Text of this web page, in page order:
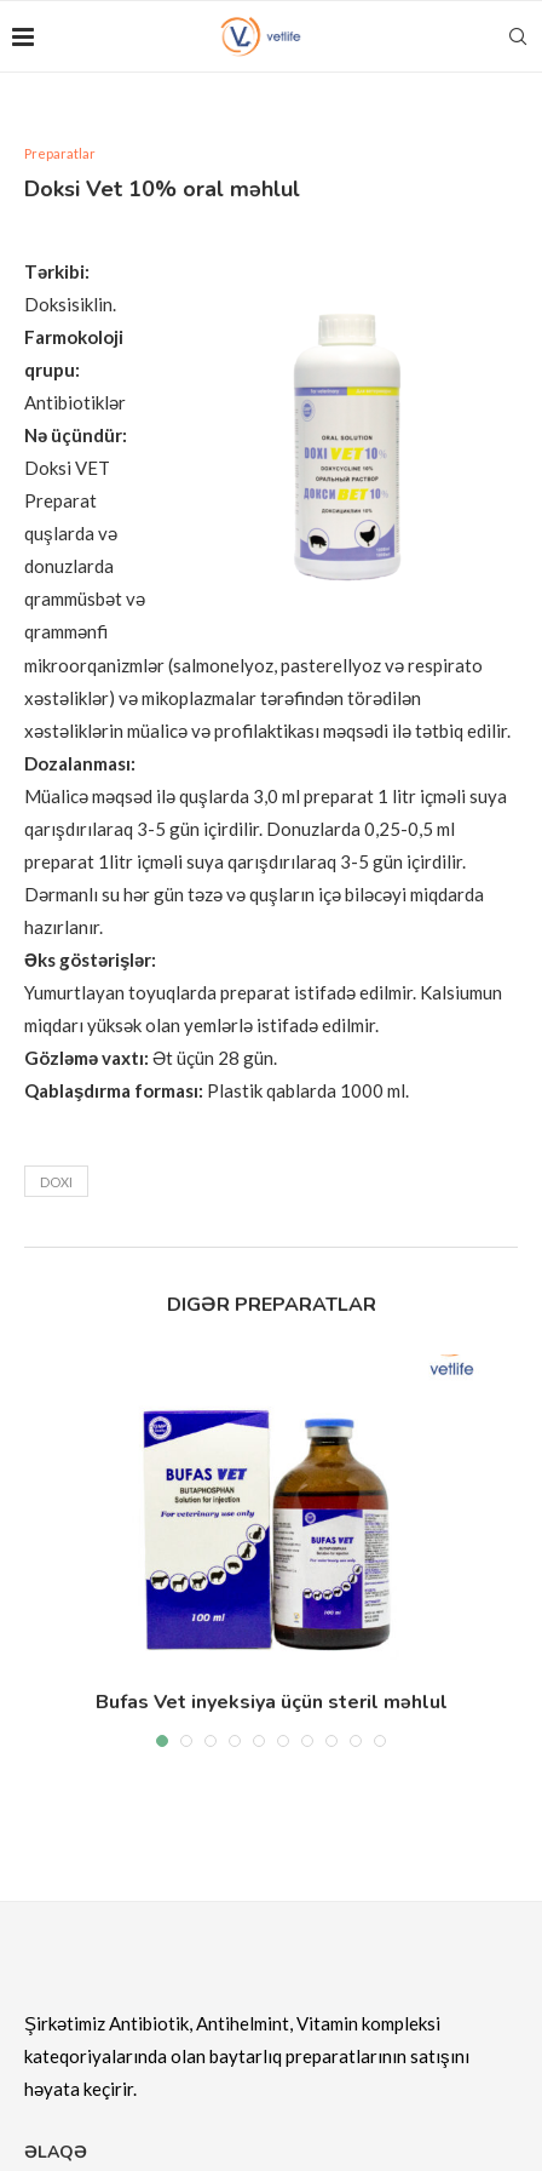
Preparatlar
Doksi Vet 10% oral məhlul
Tərkibi:
Doksisiklin.
Farmokoloji
qrupu:
Antibiotiklər
Nə üçündür:
Doksi VET
Preparat
quşlarda və
donuzlarda
qrammüsbət və
qrammənfi
mikroorqanizmlər (salmonelyoz, pasterellyoz və respirato
xəstəliklər) və mikoplazmalar tərəfindən törədilən
xəstəliklərin müalicə və profilaktikası məqsədi ilə tətbiq edilir.
Dozalanması:
Müalicə məqsəd ilə quşlarda 3,0 ml preparat 1 litr içməli suya
qarışdırılaraq 3-5 gün içirdilir. Donuzlarda 0,25-0,5 ml
preparat 1litr içməli suya qarışdırılaraq 3-5 gün içirdilir.
Dərmanlı su hər gün təzə və quşların içə biləcəyi miqdarda
hazırlanır.
Əks göstərişlər:
Yumurtlayan toyuqlarda preparat istifadə edilmir. Kalsiumun
miqdarı yüksək olan yemlərlə istifadə edilmir.
Gözləmə vaxtı: Ət üçün 28 gün.
Qablaşdırma forması: Plastik qablarda 1000 ml.
DOXI
DIGƏR PREPARATLAR
Bufas Vet inyeksiya üçün steril məhlul
Şirkətimiz Antibiotik, Antihelmint, Vitamin kompleksi
kateqoriyalarında olan baytarlıq preparatlarının satışını
həyata keçirir.
ƏLAQƏ